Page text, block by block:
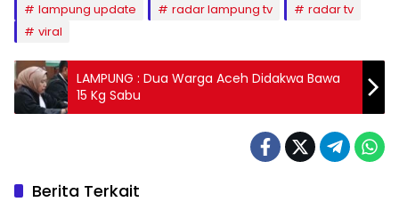
lampung update
radar lampung tv
radar tv
viral
LAMPUNG : Dua Warga Aceh Didakwa Bawa
15 Kg Sabu
Berita Terkait